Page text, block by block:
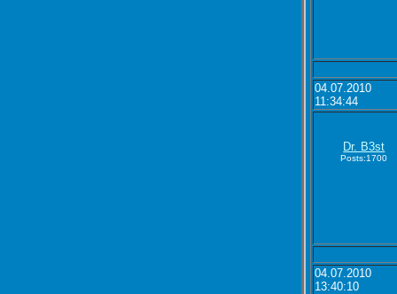
04.07.2010
11:34:44
Dr. B3st
Posts:1700
04.07.2010
13:40:10